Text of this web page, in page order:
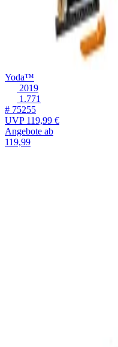
Yoda™
2019
1.771
# 75255
UVP119,99 €
Angebote ab
119,99